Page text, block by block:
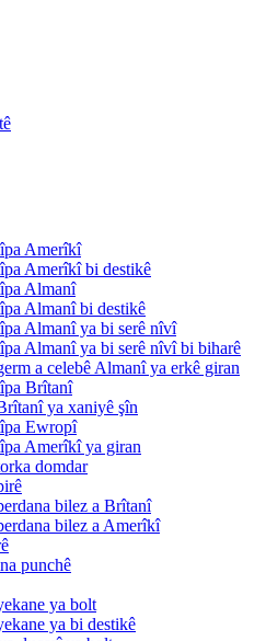
Amerîkî
Amerîkî bi destikê
Almanî
Almanî bi destikê
Almanî ya bi serê nîvî
Almanî ya bi serê nîvî bi biharê
a celebê Almanî ya erkê giran
Brîtanî
ya xaniyê şîn
Ewropî
Amerîkî ya giran
domdar
bilez a Brîtanî
bilez a Amerîkî
punchê
ya bolt
ya bi destikê